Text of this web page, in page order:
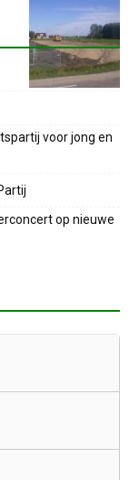
voor jong en
op nieuwe